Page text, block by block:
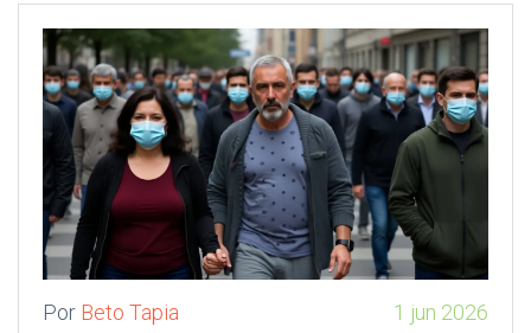
Por Beto Tapia 1 jun 2026